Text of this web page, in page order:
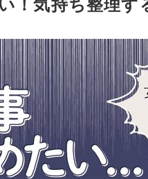
！気持ち整理す